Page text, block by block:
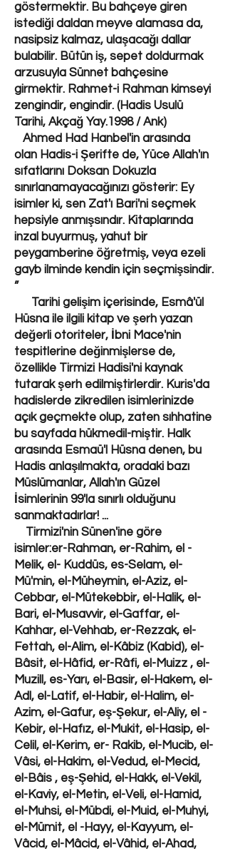
göstermektir. Bu bahçeye giren
istediği daldan meyve alamasa da,
nasipsiz kalmaz, ulaşacağı dallar
bulabilir. Bütün iş, sepet doldurmak
arzusuyla Sünnet bahçesine
girmektir. Rahmet-i Rahman kimseyi
zengindir, engindir. (Hadis Usulü
Tarihi, Akçağ Yay.1998 / Ank)
Ahmed Had Hanbel'in arasında
olan Hadis-i Şerifte de, Yüce Allah'ın
sıfatlarını Doksan Dokuzla
sınırlanamayacağınızı gösterir: Ey
isimler ki, sen Zat'ı Bari'ni seçmek
hepsiyle anmışsındır. Kitaplarında
inzal buyurmuş, yahut bir
peygamberine öğretmiş, veya ezeli
gayb ilminde kendin için seçmişsindir.
”
Tarihi gelişim içerisinde, Esmâ'ül
Hüsna ile ilgili kitap ve şerh yazan
değerli otoriteler, İbni Mace'nin
tespitlerine değinmişlerse de,
özellikle Tirmizi Hadisi'ni kaynak
tutarak şerh edilmiştirlerdir. Kuris'da
hadislerde zikredilen isimlerinizde
açık geçmekte olup, zaten sıhhatine
bu sayfada hükmedil-miştir. Halk
arasında Esmaü'l Hüsna denen, bu
Hadis anlaşılmakta, oradaki bazı
Müslümanlar, Allah'ın Güzel
İsimlerinin 99'la sınırlı olduğunu
sanmaktadırlar! ...
Tirmizi'nin Sünen'ine göre
isimler:er-Rahman, er-Rahim, el -
Melik, el- Kuddüs, es-Selam, el-
Mü'min, el-Müheymin, el-Aziz, el-
Cebbar, el-Mütekebbir, el-Halik, el-
Bari, el-Musavvir, el-Gaffar, el-
Kahhar, el-Vehhab, er-Rezzak, el-
Fettah, el-Alim, el-Kâbiz (Kabid), el-
Bâsit, el-Hâfid, er-Râfi, el-Muizz , el-
Muzill, es-Yarı, el-Basir, el-Hakem, el-
Adl, el-Latif, el-Habir, el-Halim, el-
Azim, el-Gafur, eş-Şekur, el-Aliy, el -
Kebir, el-Hafız, el-Mukit, el-Hasip, el-
Celil, el-Kerim, er- Rakib, el-Mucib, el-
Vâsi, el-Hakim, el-Vedud, el-Mecid,
el-Bâis , eş-Şehid, el-Hakk, el-Vekil,
el-Kaviy, el-Metin, el-Veli, el-Hamid,
el-Muhsi, el-Mübdi, el-Muid, el-Muhyi,
el-Mümit, el -Hayy, el-Kayyum, el-
Vâcid, el-Mâcid, el-Vâhid, el-Ahad,